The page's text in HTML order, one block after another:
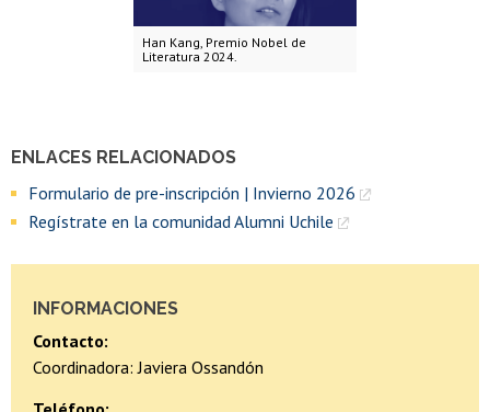
Han Kang, Premio Nobel de
Literatura 2024.
ENLACES RELACIONADOS
Formulario de pre-inscripción | Invierno 2026
Regístrate en la comunidad Alumni Uchile
INFORMACIONES
Contacto:
Coordinadora: Javiera Ossandón